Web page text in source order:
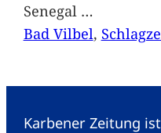
Senegal …
Bad Vilbel,
Karbener Zeitung